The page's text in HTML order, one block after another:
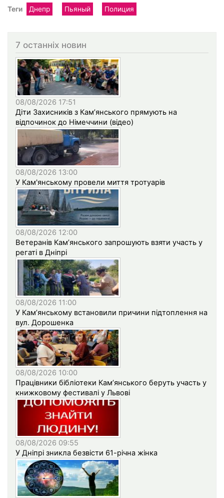
Теги Днепр Пьяный Полиция
7 останніх новин
08/08/2026 17:51
Діти Захисників з Кам’янського прямують на
відпочинок до Німеччини (відео)
08/08/2026 13:00
У Кам'янському провели миття тротуарів
08/08/2026 12:00
Ветеранів Кам’янського запрошують взяти участь у
регаті в Дніпрі
08/08/2026 11:00
У Кам’янському встановили причини підтоплення на
вул. Дорошенка
08/08/2026 10:00
Працівники бібліотеки Кам’янського беруть участь у
книжковому фестивалі у Львові
08/08/2026 09:55
У Дніпрі зникла безвісти 61-річна жінка